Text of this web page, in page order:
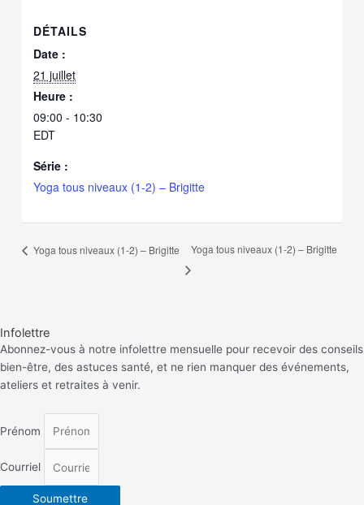
DÉTAILS
Date :
21 juillet
Heure :
09:00 - 10:30
EDT
Série :
Yoga tous niveaux (1-2) – Brigitte
Yoga tous niveaux (1-2) – Brigitte Yoga tous niveaux (1-2) – Brigitte
Infolettre
Abonnez-vous à notre infolettre mensuelle pour recevoir des conseils
bien-être, des astuces santé, et ne rien manquer des événements,
ateliers et retraites à venir.
Prénom
Courriel
Soumettre